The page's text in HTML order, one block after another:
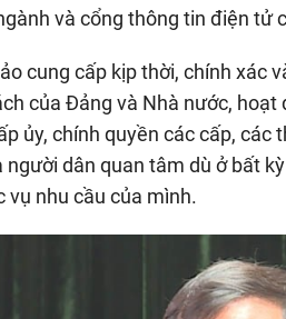
và cổng thông tin điện tử
cung cấp kịp thời, chính xác
của Đảng và Nhà nước,
ủy, chính quyền các cấp,
dân quan tâm dù ở bất
vụ nhu cầu của mình.